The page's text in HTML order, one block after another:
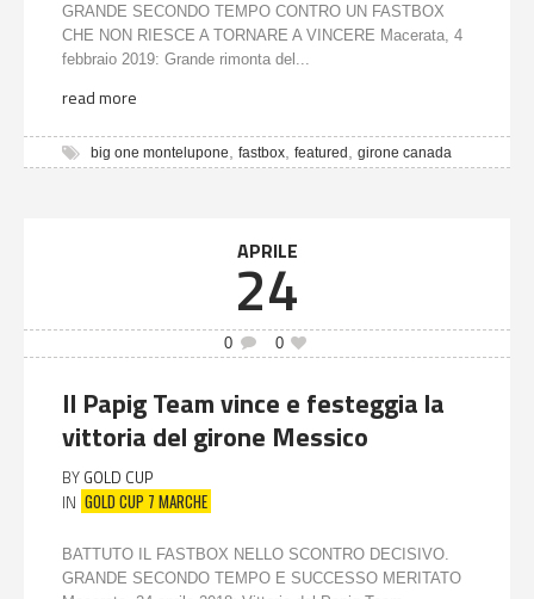
GRANDE SECONDO TEMPO CONTRO UN FASTBOX
CHE NON RIESCE A TORNARE A VINCERE Macerata, 4
febbraio 2019: Grande rimonta del...
read more
big one montelupone fastbox featured girone canada
APRILE
24
0 0
Il Papig Team vince e festeggia la
vittoria del girone Messico
BY GOLD CUP
IN GOLD CUP 7 MARCHE
BATTUTO IL FASTBOX NELLO SCONTRO DECISIVO.
GRANDE SECONDO TEMPO E SUCCESSO MERITATO